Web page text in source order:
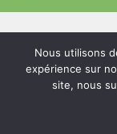
Rechercher :
Nous utilisons
expérience sur
site, nous